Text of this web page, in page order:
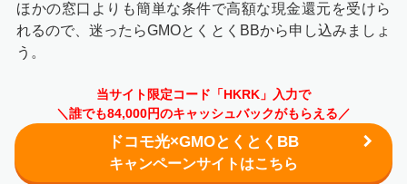
ほかの窓口よりも簡単な条件で高額な現金還元を受けら
れるので、迷ったらGMOとくとくBBから申し込みましょ
う。
当サイト限定コード「HKRK」入力で
＼誰でも84,000円のキャッシュバックがもらえる／
ドコモ光×GMOとくとくBB
キャンペーンサイトはこちら